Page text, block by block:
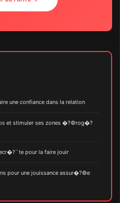
une confiance dans la relation
et stimuler ses zones �?©rog�?
pour la faire jouir
pour une jouissance assur�?©e